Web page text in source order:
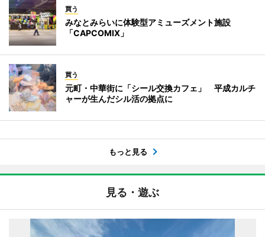
買う
みなとみらいに体験型アミューズメント施設
「CAPCOMIX」
買う
元町・中華街に「シール交換カフェ」 平成カルチ
ャーが生んだシル活の拠点に
もっと見る
見る・遊ぶ